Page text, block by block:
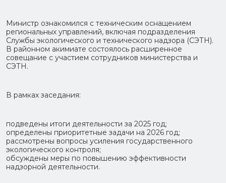
Министр ознакомился с техническим оснащением
региональных управлений, включая подразделения
Службы экологического и технического надзора (СЭТН).
В районном акимиате состоялось расширенное
совещание с участием сотрудников министерства и
СЭТН.
В рамках заседания:
подведены итоги деятельности за 2025 год;
определены приоритетные задачи на 2026 год;
рассмотрены вопросы усиления государственного
экологического контроля;
обсуждены меры по повышению эффективности
надзорной деятельности.